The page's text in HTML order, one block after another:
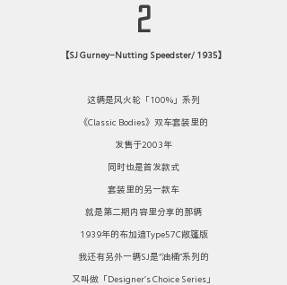
2
【SJ Gurney-Nutting Speedster/ 1935】
这辆是风火轮「100%」系列
《Classic Bodies》双车套装里的
发售于2003年
同时也是首发款式
套装里的另一款车
就是第二期内容里分享的那辆
1939年的布加迪Type57C敞篷版
我还有另外一辆SJ是“油桶”系列的
又叫做「Designer’s Choice Series」